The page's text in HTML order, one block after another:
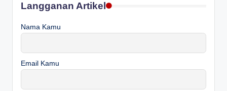
Langganan Artikel
Nama Kamu
Email Kamu